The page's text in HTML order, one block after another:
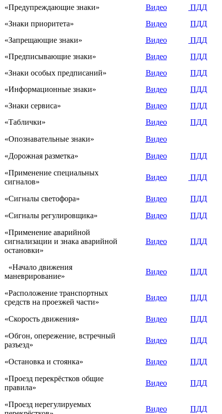
«Предупреждающие знаки»
Видео
ПДД
«Знаки приоритета»
Видео
ПДД
«Запрещающие знаки»
Видео
ПДД
«Предписывающие знаки»
Видео
ПДД
«Знаки особых предписаний»
Видео
ПДД
«Информационные знаки»
Видео
ПДД
«Знаки сервиса»
Видео
ПДД
«Таблички»
Видео
ПДД
«Опознавательные знаки»
Видео
«Дорожная разметка»
Видео
ПДД
«Применение специальных
сигналов»
Видео ПДД
«Сигналы светофора» Видео
ПДД
«Сигналы регулировщика»
Видео
ПДД
«Применение аварийной
сигнализации и знака аварийной
остановки»
Видео ПДД
«Начало движения
маневрирование»
Видео ПДД
«Расположение транспортных
средств на проезжей части»
Видео ПДД
«Скорость движения» Видео
ПДД
«Обгон, опережение, встречный
разъезд»
Видео ПДД
«Остановка и стоянка» Видео
ПДД
«Проезд перекрёстков общие
правила»
Видео ПДД
«Проезд нерегулируемых
Видео ПДД